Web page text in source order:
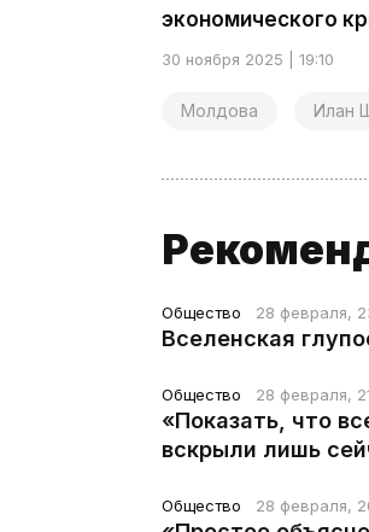
экономического
30 ноября 2025 | 19:10
Молдова Илан
Общество 28 февраля,
Вселенская
Общество 28 февраля,
«Показать, что
вскрыли лишь
Общество 28 февраля,